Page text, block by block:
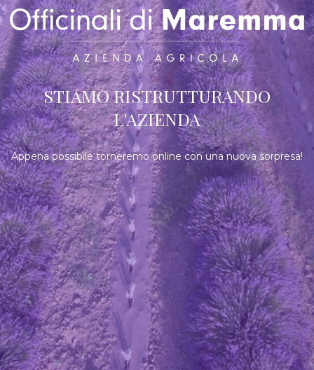
STIAMO RISTRUTTURANDO
L'AZIENDA
Appena possibile torneremo online con una nuova sorpresa!